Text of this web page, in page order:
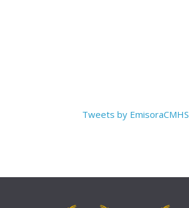
Tweets by EmisoraCMHS